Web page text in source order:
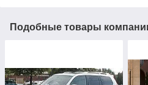
Подобные товары